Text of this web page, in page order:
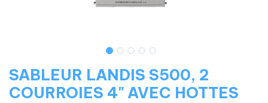
SABLEUR LANDIS S500, 2
COURROIES 4" AVEC HOTTES